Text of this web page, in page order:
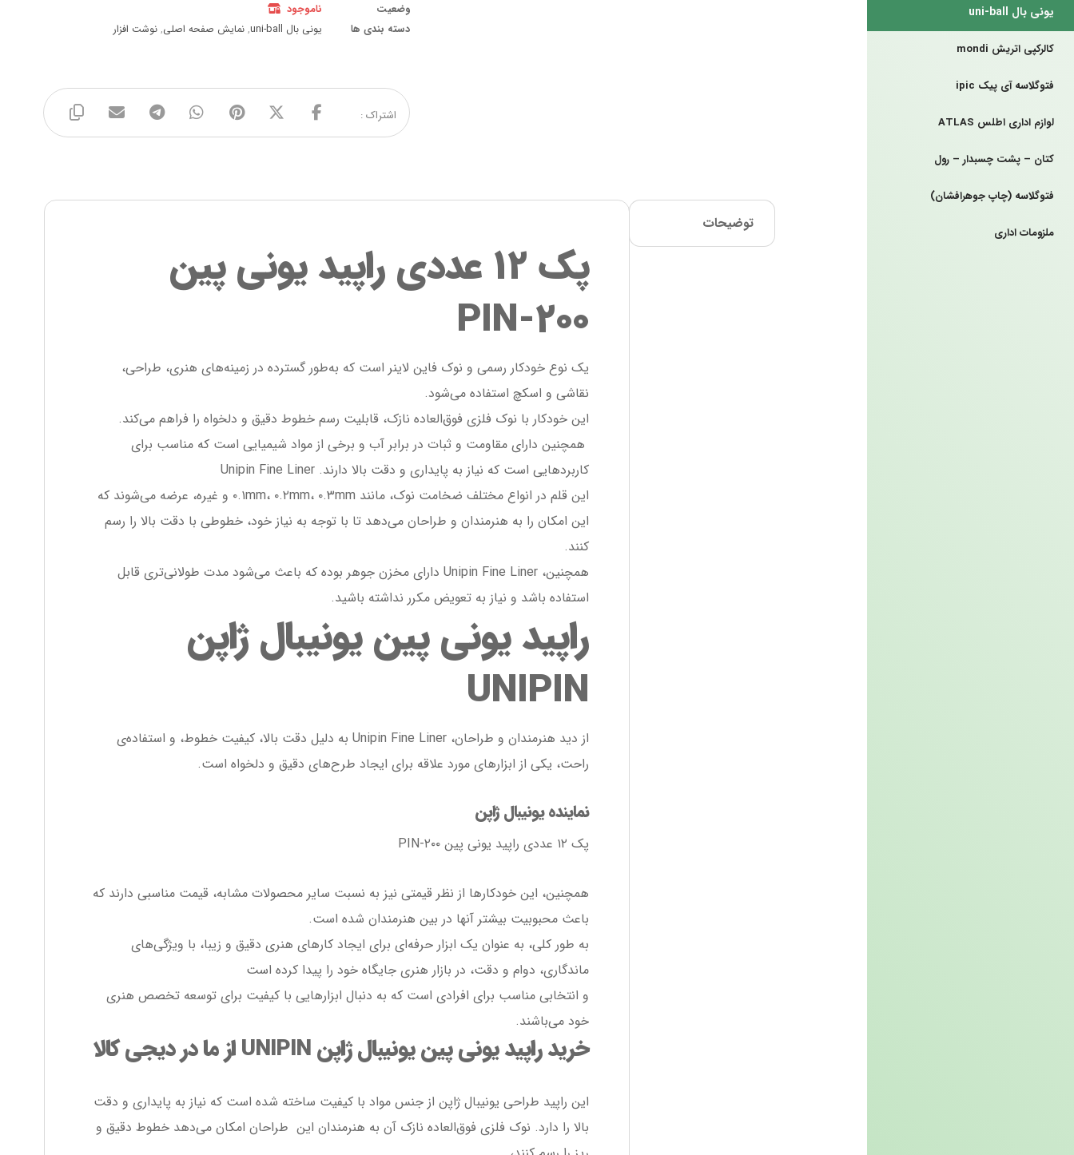
یونی بال uni-ball
کالرکپی اتریش mondi
فتوگلاسه آی پیک ipic
لوازم اداری اطلس ATLAS
کتان – پشت چسبدار – رول
فتوگلاسه (چاپ جوهرافشان)
ملزومات اداری
وضعیت
ناموجود
دسته بندی ها
یونی بال uni-ball , نمایش صفحه اصلی, نوشت افزار
توضیحات
پک ۱۲ عددی راپید یونی پین
PIN-۲۰۰
یک نوع خودکار رسمی و نوک فاین لاینر است که به‌طور گسترده در زمینه‌های هنری، طراحی،
نقاشی و اسکچ‌ استفاده می‌شود.
این خودکار با نوک فلزی فوق‌العاده نازک، قابلیت رسم خطوط دقیق و دلخواه را فراهم می‌کند.
همچنین دارای مقاومت و ثبات در برابر آب و برخی از مواد شیمیایی است که مناسب برای
کاربردهایی است که نیاز به پایداری و دقت بالا دارند. Unipin Fine Liner
این قلم در انواع مختلف ضخامت نوک، مانند ۰.۱mm، ۰.۲mm، ۰.۳mm و غیره، عرضه می‌شوند که
این امکان را به هنرمندان و طراحان می‌دهد تا با توجه به نیاز خود، خطوطی با دقت بالا را رسم
کنند.
همچنین، Unipin Fine Liner دارای مخزن جوهر بوده که باعث می‌شود مدت طولانی‌تری قابل
استفاده باشد و نیاز به تعویض مکرر نداشته باشید.
راپید یونی پین یونیبال ژاپن
UNIPIN
از دید هنرمندان و طراحان، Unipin Fine Liner به دلیل دقت بالا، کیفیت خطوط، و استفاده‌ی
راحت، یکی از ابزارهای مورد علاقه برای ایجاد طرح‌های دقیق و دلخواه است.
نماینده یونیبال ژاپن
پک ۱۲ عددی راپید یونی پین PIN-۲۰۰
همچنین، این خودکارها از نظر قیمتی نیز به نسبت سایر محصولات مشابه، قیمت مناسبی دارند که
باعث محبوبیت بیشتر آنها در بین هنرمندان شده است.
به طور کلی، به عنوان یک ابزار حرفه‌ای برای ایجاد کارهای هنری دقیق و زیبا، با ویژگی‌های
ماندگاری، دوام و دقت، در بازار هنری جایگاه خود را پیدا کرده است
و انتخابی مناسب برای افرادی است که به دنبال ابزارهایی با کیفیت برای توسعه تخصص هنری
خود می‌باشند.
خرید راپید یونی پین یونیبال ژاپن UNIPIN از ما در دیجی کالا
این راپید طراحی یونیبال ژاپن از جنس مواد با کیفیت ساخته شده است که نیاز به پایداری و دقت
بالا را دارد. نوک فلزی فوق‌العاده نازک آن به هنرمندان این طراحان امکان می‌دهد خطوط دقیق و